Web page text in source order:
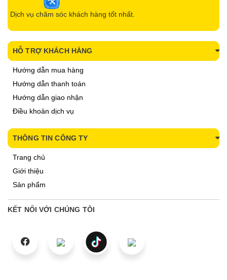
Dịch vụ chăm sóc khách hàng tốt nhất.
HỖ TRỢ KHÁCH HÀNG
Hướng dẫn mua hàng
Hướng dẫn thanh toán
Hướng dẫn giao nhận
Điều khoản dịch vụ
THÔNG TIN CÔNG TY
Trang chủ
Giới thiệu
Sản phẩm
KẾT NỐI VỚI CHÚNG TÔI